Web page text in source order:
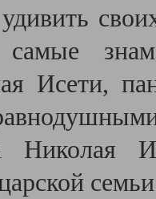
самые
Исети,
Николая